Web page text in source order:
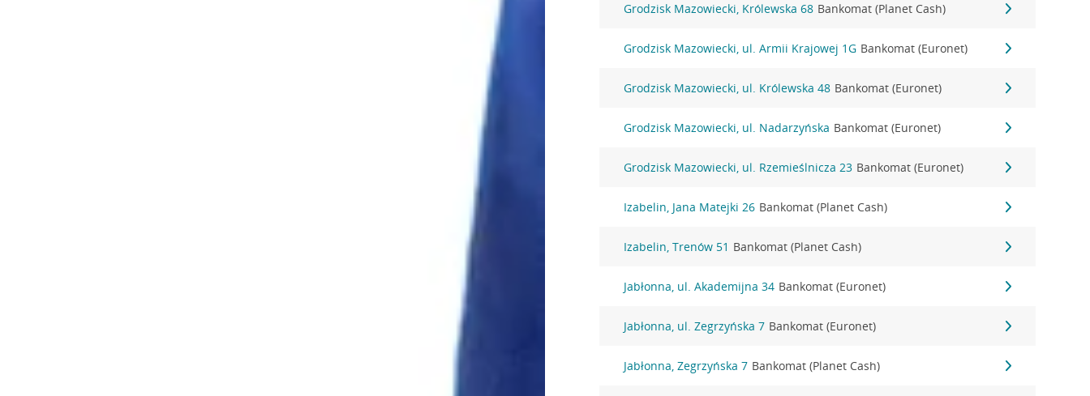
Grodzisk Mazowiecki, Królewska 68 Bankomat (Planet Cash)
Grodzisk Mazowiecki, ul. Armii Krajowej 1G Bankomat (Euronet)
Grodzisk Mazowiecki, ul. Królewska 48 Bankomat (Euronet)
Grodzisk Mazowiecki, ul. Nadarzyńska Bankomat (Euronet)
Grodzisk Mazowiecki, ul. Rzemieślnicza 23 Bankomat (Euronet)
Izabelin, Jana Matejki 26 Bankomat (Planet Cash)
Izabelin, Trenów 51 Bankomat (Planet Cash)
Jabłonna, ul. Akademijna 34 Bankomat (Euronet)
Jabłonna, ul. Zegrzyńska 7 Bankomat (Euronet)
Jabłonna, Zegrzyńska 7 Bankomat (Planet Cash)